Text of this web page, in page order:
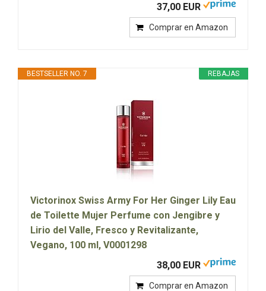
37,00 EUR
Comprar en Amazon
REBAJAS
BESTSELLER NO. 7
Victorinox Swiss Army For Her Ginger Lily Eau
de Toilette Mujer Perfume con Jengibre y
Lirio del Valle, Fresco y Revitalizante,
Vegano, 100 ml, V0001298
38,00 EUR
Comprar en Amazon